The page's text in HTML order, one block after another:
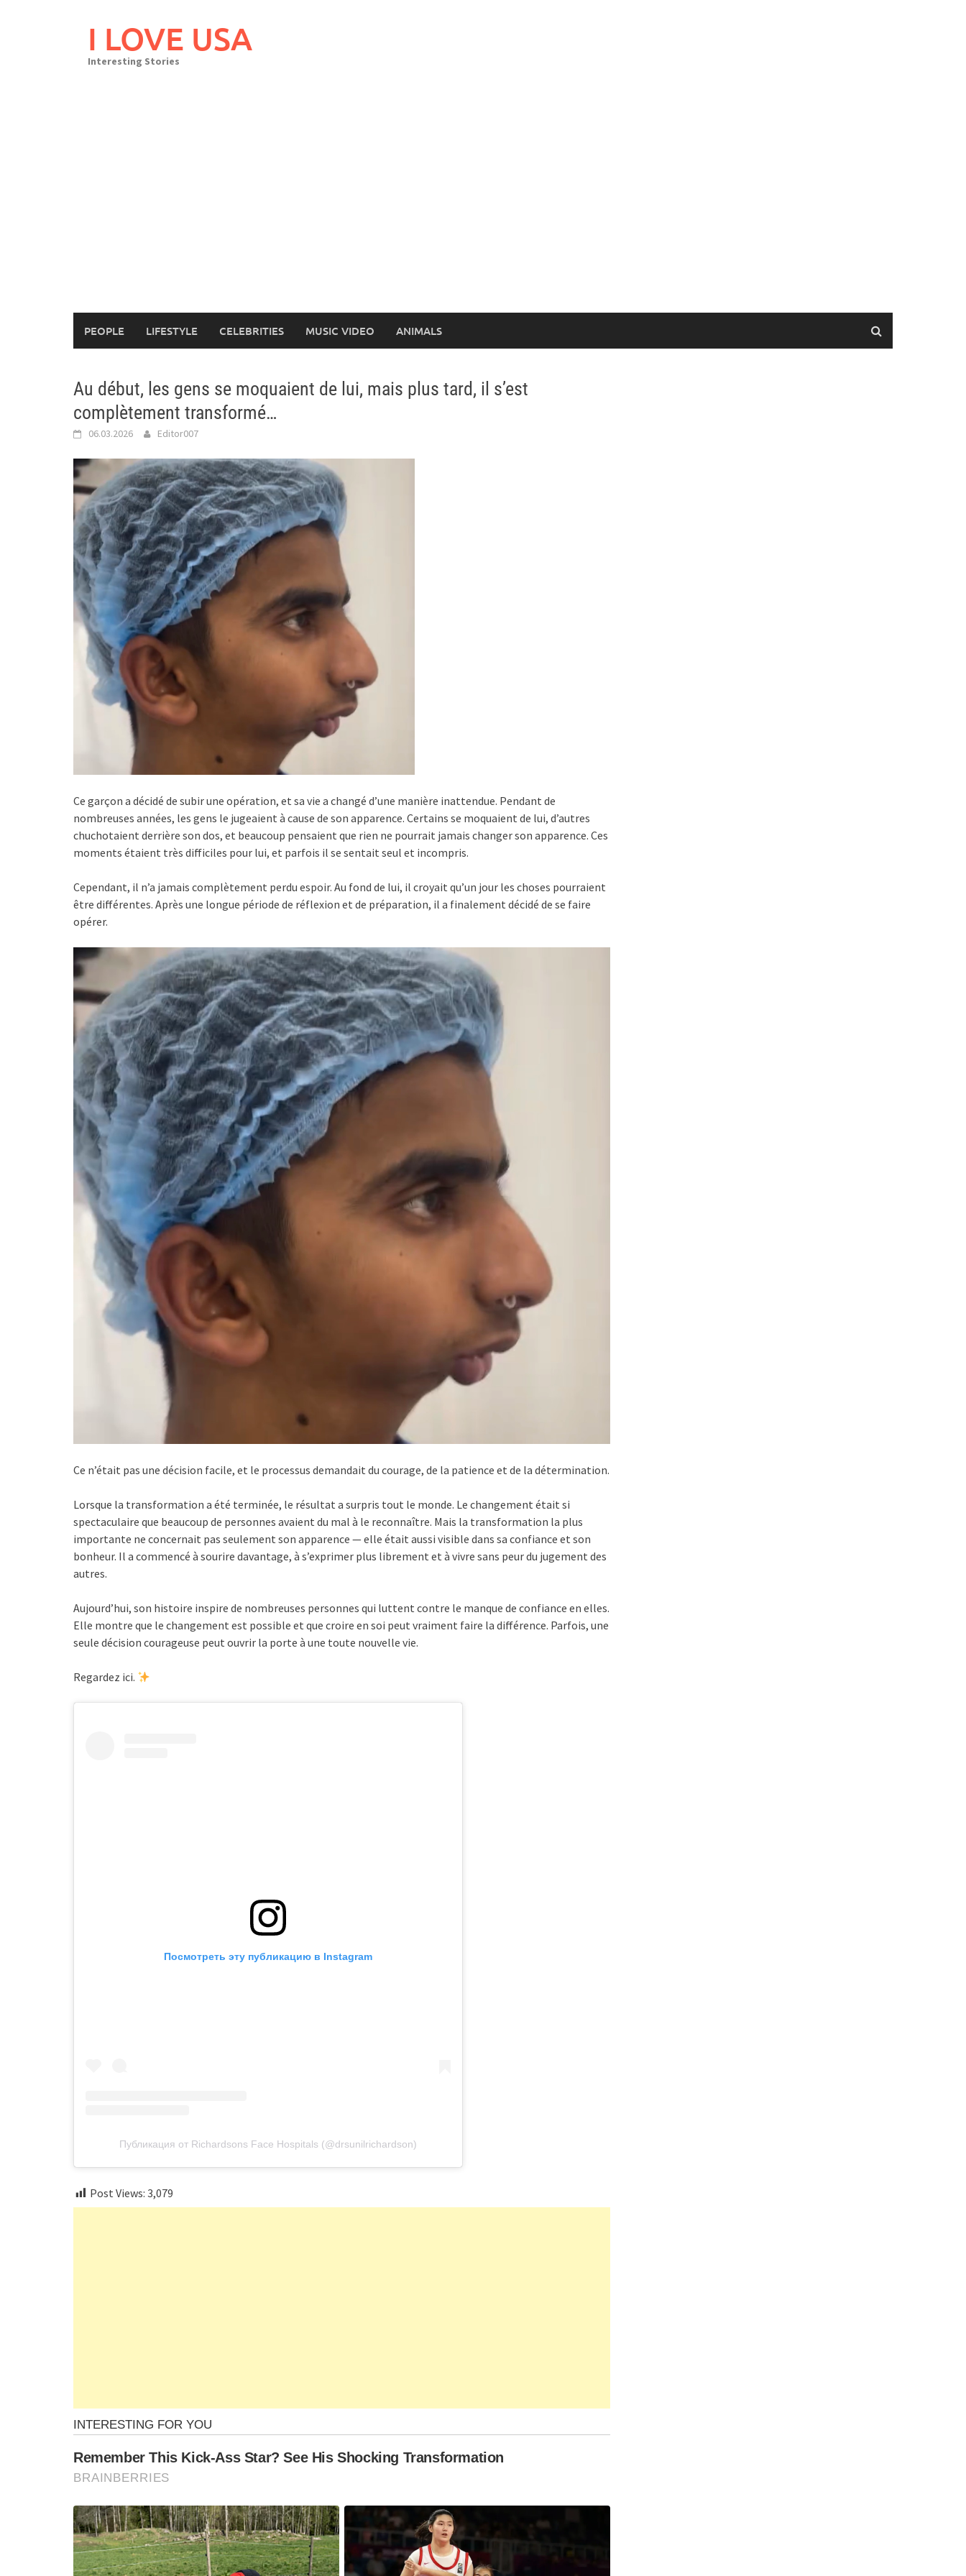
I LOVE USA
Interesting Stories
PEOPLE LIFESTYLE CELEBRITIES MUSIC VIDEO ANIMALS
Au début, les gens se moquaient de lui, mais plus tard, il s’est
complètement transformé…
06.03.2026 Editor007
Ce garçon a décidé de subir une opération, et sa vie a changé d’une manière inattendue. Pendant de
nombreuses années, les gens le jugeaient à cause de son apparence. Certains se moquaient de lui, d’autres
chuchotaient derrière son dos, et beaucoup pensaient que rien ne pourrait jamais changer son apparence. Ces
moments étaient très difficiles pour lui, et parfois il se sentait seul et incompris.
Cependant, il n’a jamais complètement perdu espoir. Au fond de lui, il croyait qu’un jour les choses pourraient
être différentes. Après une longue période de réflexion et de préparation, il a finalement décidé de se faire
opérer.
Ce n’était pas une décision facile, et le processus demandait du courage, de la patience et de la détermination.
Lorsque la transformation a été terminée, le résultat a surpris tout le monde. Le changement était si
spectaculaire que beaucoup de personnes avaient du mal à le reconnaître. Mais la transformation la plus
importante ne concernait pas seulement son apparence — elle était aussi visible dans sa confiance et son
bonheur. Il a commencé à sourire davantage, à s’exprimer plus librement et à vivre sans peur du jugement des
autres.
Aujourd’hui, son histoire inspire de nombreuses personnes qui luttent contre le manque de confiance en elles.
Elle montre que le changement est possible et que croire en soi peut vraiment faire la différence. Parfois, une
seule décision courageuse peut ouvrir la porte à une toute nouvelle vie.
Regardez ici.
Посмотреть эту публикацию в Instagram
Публикация от Richardsons Face Hospitals (@drsunilrichardson)
Post Views: 3,079